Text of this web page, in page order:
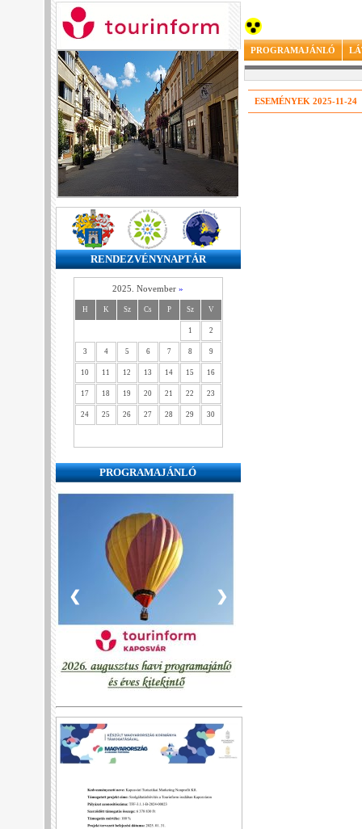
RENDEZVÉNYNAPTÁR
2025. November »
H K Sz Cs P Sz V
1 2
3 4 5 6 7 8 9
10 11 12 13 14 15 16
17 18 19 20 21 22 23
24 25 26 27 28 29 30
PROGRAMAJÁNLÓ
❮ ❯
PROGRAMAJÁNLÓ
ESEMÉNYEK 2025-11-24